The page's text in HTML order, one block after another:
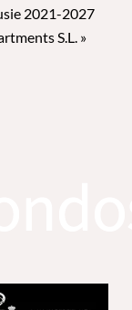
2021-2027
S.L. »